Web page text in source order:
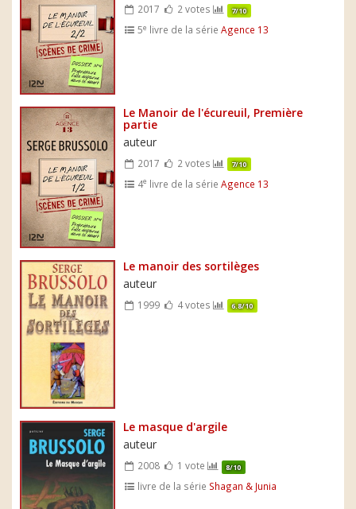
2017 2 votes 7/10
5e livre de la sérieAgence 13
Le Manoir de l'écureuil, Première
partie
auteur
2017 2 votes 7/10
4e livre de la sérieAgence 13
Le manoir des sortilèges
auteur
1999 4 votes 6.8/10
Le masque d'argile
auteur
2008 1 vote 8/10
livre de la série Shagan & Junia